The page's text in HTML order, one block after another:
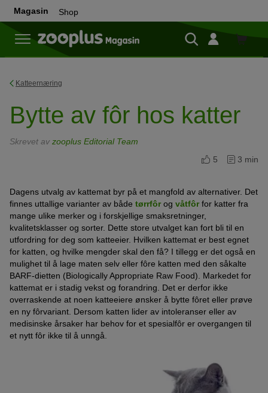
Magasin Shop
Shop
Katteernæring
Bytte av fôr hos katter
Skrevet av zooplus Editorial Team
5
3 min
Dagens utvalg av kattemat byr på et mangfold av alternativer. Det
finnes uttallige varianter av både tørrfôrog våtfôrfor katter fra
mange ulike merker og i forskjellige smaksretninger,
kvalitetsklasser og sorter. Dette store utvalget kan fort bli til en
utfordring for deg som katteeier. Hvilken kattemat er best egnet
for katten, og hvilke mengder skal den få? I tillegg er det også en
mulighet til å lage maten selv eller fôre katten med den såkalte
BARF-dietten (Biologically Appropriate Raw Food). Markedet for
kattemat er i stadig vekst og forandring. Det er derfor ikke
overraskende at noen katteeiere ønsker å bytte fôret eller prøve
en ny fôrvariant. Dersom katten lider av intoleranser eller av
medisinske årsaker har behov for et spesialfôr er overgangen til
et nytt fôr ikke til å unngå.